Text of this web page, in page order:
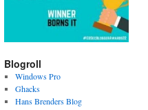
Blogroll
Windows Pro
Ghacks
Hans Brenders Blog